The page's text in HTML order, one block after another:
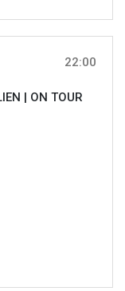
22:00
| ON TOUR